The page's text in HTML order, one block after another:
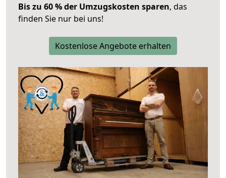
Bis zu 60 % der Umzugskosten sparen, das
finden Sie nur bei uns!
Kostenlose Angebote erhalten